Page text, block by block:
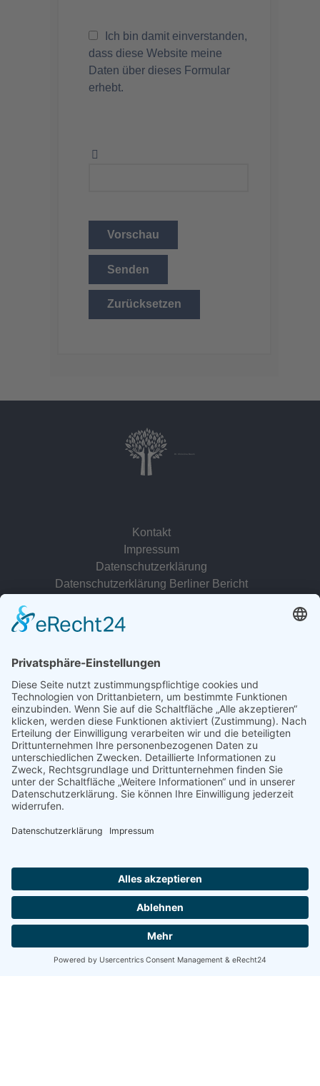
Ich bin damit einverstanden,
dass diese Website meine
Daten über dieses Formular
erhebt.
Vorschau
Senden
Zurücksetzen
Kontakt
Impressum
Datenschutzerklärung
Datenschutzerklärung Berliner Bericht
© 2022 - 2026 Dr. Christina Baum. Alle Rechte vorbehalten.